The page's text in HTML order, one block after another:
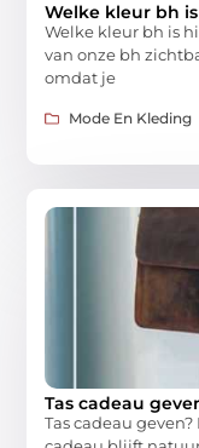
Welke kleur bh
Welke kleur bh is
van onze bh
omdat je
Mode En Kleding
Tas cadeau
Tas cadeau